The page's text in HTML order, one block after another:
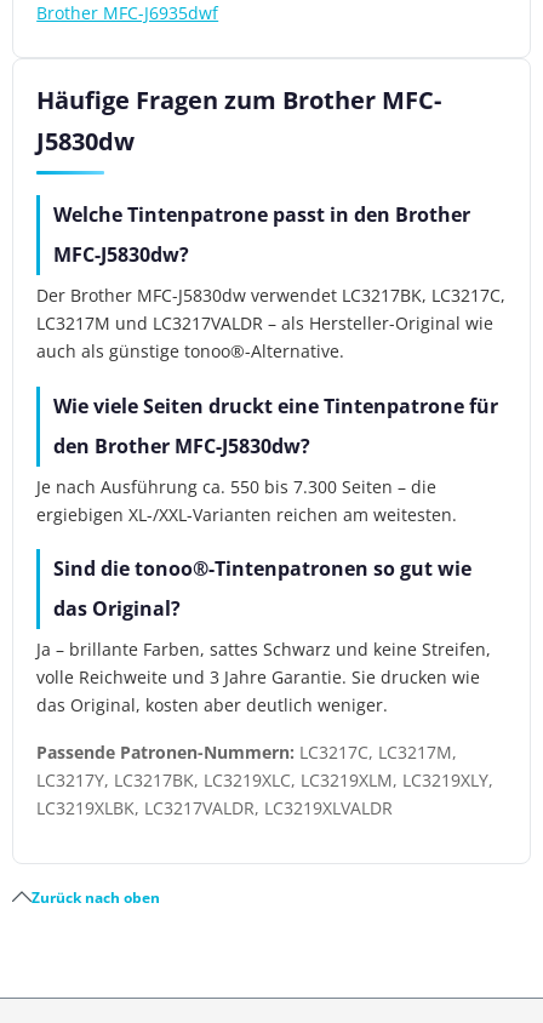
Brother MFC-J6935dwf
Häufige Fragen zum Brother MFC-
J5830dw
Welche Tintenpatrone passt in den Brother
MFC-J5830dw?
Der Brother MFC-J5830dw verwendet LC3217BK, LC3217C,
LC3217M und LC3217VALDR – als Hersteller-Original wie
auch als günstige tonoo®-Alternative.
Wie viele Seiten druckt eine Tintenpatrone für
den Brother MFC-J5830dw?
Je nach Ausführung ca. 550 bis 7.300 Seiten – die
ergiebigen XL-/XXL-Varianten reichen am weitesten.
Sind die tonoo®-Tintenpatronen so gut wie
das Original?
Ja – brillante Farben, sattes Schwarz und keine Streifen,
volle Reichweite und 3 Jahre Garantie. Sie drucken wie
das Original, kosten aber deutlich weniger.
Passende Patronen-Nummern: LC3217C, LC3217M,
LC3217Y, LC3217BK, LC3219XLC, LC3219XLM, LC3219XLY,
LC3219XLBK, LC3217VALDR, LC3219XLVALDR
Zurück nach oben